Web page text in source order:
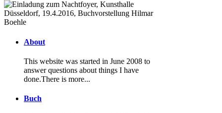
About
This website was started in June 2008 to
answer questions about things I have
done.There is more...
Buch